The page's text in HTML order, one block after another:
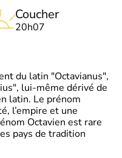
Coucher
20h07
du latin "Octavianus",
lui-même dérivé de
latin. Le prénom
l’empire et une
Octavien est rare
pays de tradition